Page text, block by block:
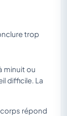
trop
minuit ou
difficile. La
corps répond